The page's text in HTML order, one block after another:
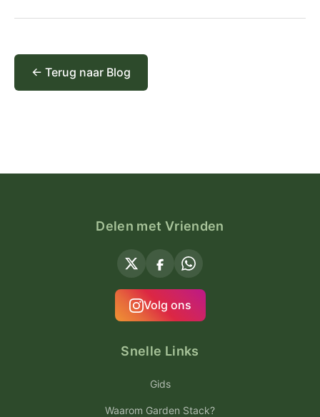
← Terug naar Blog
Delen met Vrienden
Volg ons
Snelle Links
Gids
Waarom Garden Stack?